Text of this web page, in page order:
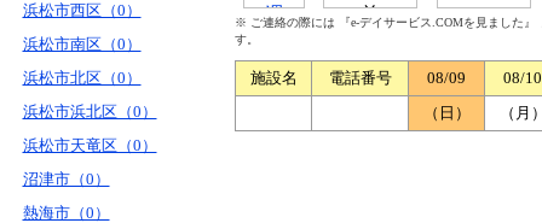
浜松市西区（0）
浜松市南区（0）
浜松市北区（0）
浜松市浜北区（0）
浜松市天竜区（0）
沼津市（0）
熱海市（0）
※ ご連絡の際には 『e-デイサービス.COMを見ました
す。
施設名 電話番号 08/09
08/10
（日）
（月